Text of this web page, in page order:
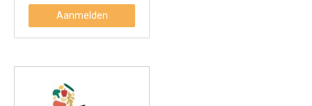
Aanmelden